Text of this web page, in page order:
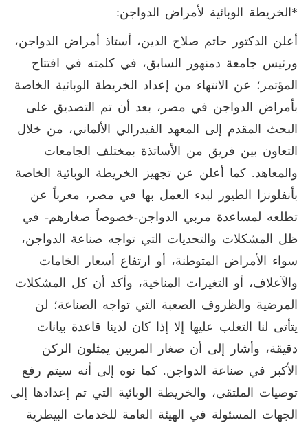
*الخريطة الوبائية لأمراض الدواجن:
أعلن الدكتور حاتم صلاح الدين، أستاذ أمراض الدواجن،
ورئيس جامعة دمنهور السابق، في كلمته في افتتاح
المؤتمر؛ عن الانتهاء من إعداد الخريطة الوبائية الخاصة
بأمراض الدواجن في مصر، بعد أن تم التصديق على
البحث المقدم إلى المعهد الفيدرالي الألماني، من خلال
التعاون بين فريق من الأساتذة بمختلف الجامعات
والمعاهد. كما أعلن عن تجهيز الخريطة الوبائية الخاصة
بأنفلونزا الطيور لبدء العمل بها في مصر، معرباً عن
تطلعه لمساعدة مربي الدواجن-خصوصاً صغارهم- في
ظل المشكلات والتحديات التي تواجه صناعة الدواجن،
سواء الأمراض المتوطنة، أو ارتفاع أسعار الخامات
والآعلاف، أو التغيرات المناخية، وأكد أن كل المشكلات
المرضية والظروف الصعبة التي تواجه الصناعة؛ لن
يتأتى لنا التغلب عليها إلا إذا كان لدينا قاعدة بيانات
دقيقة، وأشار إلى أن صغار المربين يمثلون الركن
الأكبر في صناعة الدواجن. كما نوه إلى أنه سيتم رفع
توصيات الملتقى، والخريطة الوبائية التي تم إعدادها إلى
الجهات المسئولة في الهيئة العامة للخدمات البيطرية